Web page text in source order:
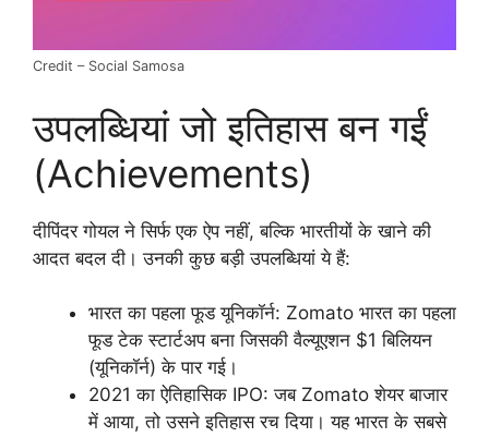
Credit – Social Samosa
उपलब्धियां जो इतिहास बन गईं
(Achievements)
दीपिंदर गोयल ने सिर्फ एक ऐप नहीं, बल्कि भारतीयों के खाने की
आदत बदल दी। उनकी कुछ बड़ी उपलब्धियां ये हैं:
भारत का पहला फूड यूनिकॉर्न: Zomato भारत का पहला
फूड टेक स्टार्टअप बना जिसकी वैल्यूएशन $1 बिलियन
(यूनिकॉर्न) के पार गई।
2021 का ऐतिहासिक IPO: जब Zomato शेयर बाजार
में आया, तो उसने इतिहास रच दिया। यह भारत के सबसे